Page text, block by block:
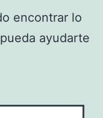
encontrar lo
ayudarte